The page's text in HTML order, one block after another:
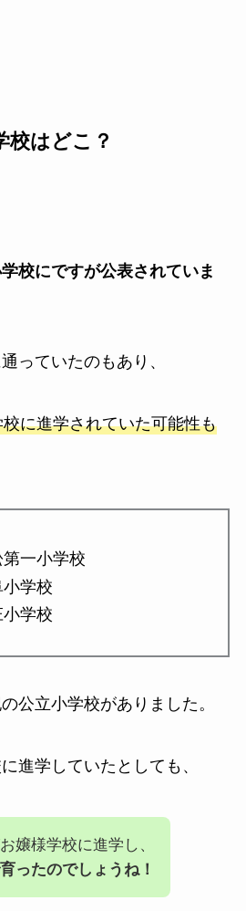
校はどこ？
校にですが公表されていま
っていたのもあり、
に進学されていた可能性も
一小学校
学校
学校
公立小学校がありました。
進学していたとしても、
嬢様学校に進学し、
ったのでしょうね！